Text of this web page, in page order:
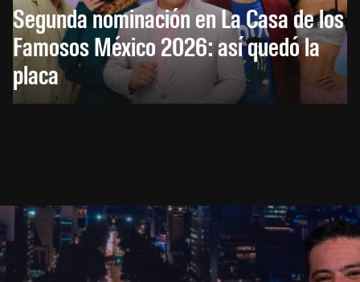
Segunda nominación en La Casa de los
Famosos México 2026: así quedó la
placa